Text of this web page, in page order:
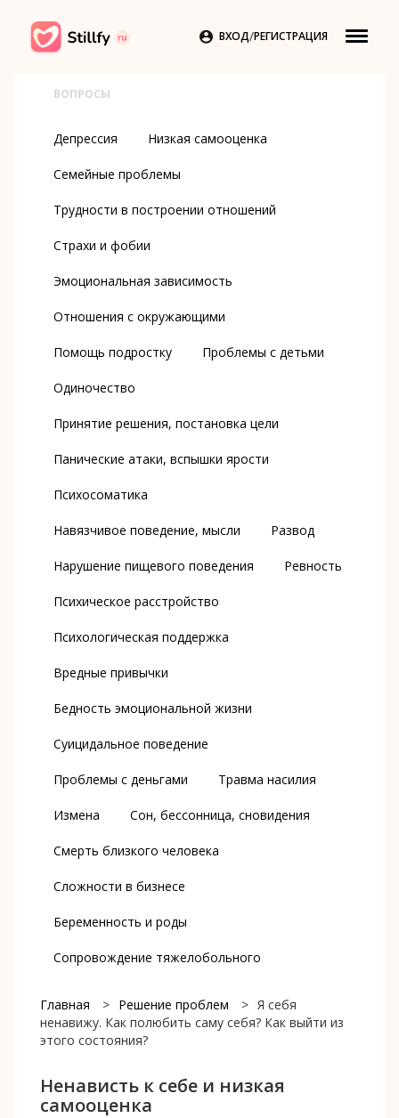
 ВХОД/РЕГИСТРАЦИЯ
ВОПРОСЫ
Депрессия Низкая самооценка
Семейные проблемы
Трудности в построении отношений
Страхи и фобии
Эмоциональная зависимость
Отношения с окружающими
Помощь подростку Проблемы с детьми
Одиночество
Принятие решения, постановка цели
Панические атаки, вспышки ярости
Психосоматика
Навязчивое поведение, мысли Развод
Нарушение пищевого поведения Ревность
Психическое расстройство
Психологическая поддержка
Вредные привычки
Бедность эмоциональной жизни
Суицидальное поведение
Проблемы с деньгами Травма насилия
Измена Сон, бессонница, сновидения
Смерть близкого человека
Сложности в бизнесе
Беременность и роды
Сопровождение тяжелобольного
Главная > Решение проблем > Я себя
ненавижу. Как полюбить саму себя? Как выйти из
этого состояния?
Ненависть к себе и низкая
самооценка